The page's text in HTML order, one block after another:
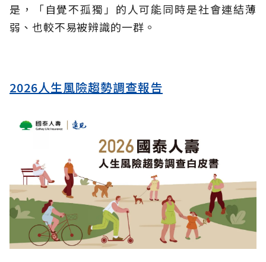
是，「自覺不孤獨」的人可能同時是社會連結薄
弱、也較不易被辨識的一群。
2026人生風險趨勢調查報告